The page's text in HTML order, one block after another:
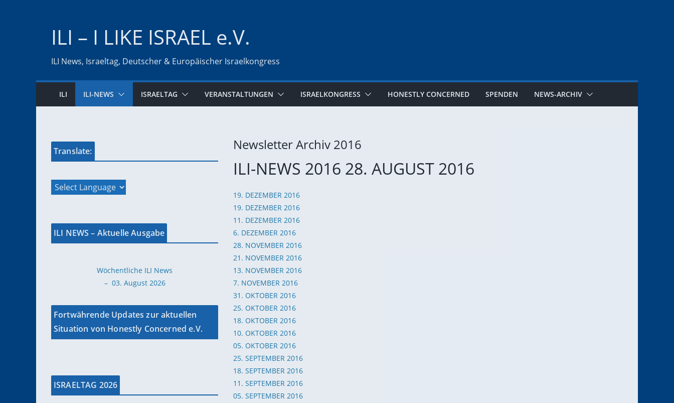
ILI – I LIKE ISRAEL e.V.
ILI News, Israeltag, Deutscher & Europäischer Israelkongress
ILI ILI-NEWS ISRAELTAG VERANSTALTUNGEN ISRAELKONGRESS HONESTLY CONCERNED SPENDEN NEWS-ARCHIV
Newsletter Archiv 2016
ILI-NEWS 2016 28. AUGUST 2016
19. DEZEMBER 2016
19. DEZEMBER 2016
11. DEZEMBER 2016
6. DEZEMBER 2016
​28. NOVEMBER 2016
21. NOVEMBER 2016
13. NOVEMBER 2016
7. NOVEMBER 2016
31. OKTOBER 2016
25. OKTOBER 2016
18. OKTOBER 2016
10. OKTOBER 2016
05. OKTOBER 2016
25. SEPTEMBER 2016
18. SEPTEMBER 2016
11. SEPTEMBER 2016
05. SEPTEMBER 2016
Translate:
ILI NEWS – Aktuelle Ausgabe
Wöchentliche ILI News
– 03. August 2026
Fortwährende Updates zur aktuellen
Situation von Honestly Concerned e.V.
ISRAELTAG 2026